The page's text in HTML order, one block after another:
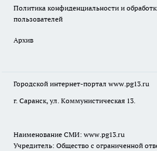
Политика конфиденциальности и
пользователей
Архив
Городской интернет-портал www.pg13.ru
г. Саранск, ул. Коммунистическая 13.
Наименование СМИ: www.pg13.ru
Учредитель: Общество с ограниченной